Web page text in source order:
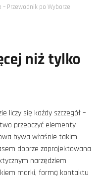
– Przewodnik po Wyborze
niż tylko
liczy się każdy szczegół –
przeoczyć elementy
bywa właśnie takim
dobrze zaprojektowana
narzędziem
marki, formą kontaktu